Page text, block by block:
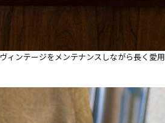
ィンテージをメンテナンスしながら長く愛用